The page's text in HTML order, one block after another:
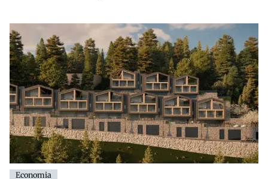
Economia